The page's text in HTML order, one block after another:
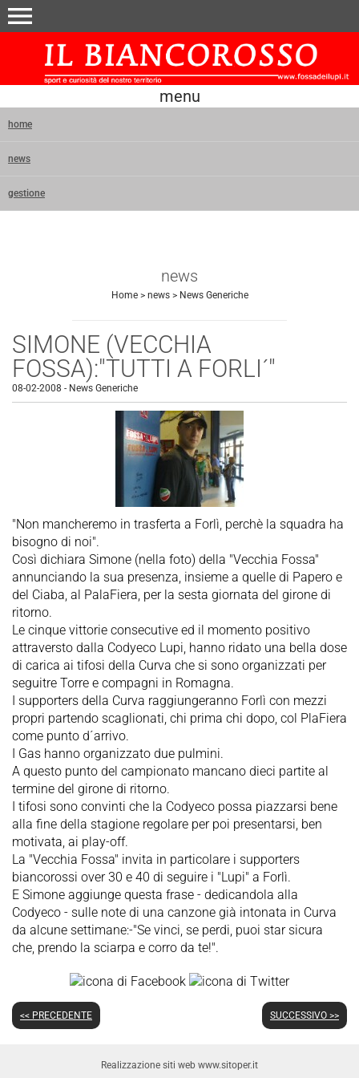
menu
menu
home
news
gestione
news
Home> news> News Generiche
SIMONE (VECCHIA
FOSSA):"TUTTI A FORLI´"
08-02-2008 - News Generiche
"Non mancheremo in trasferta a Forlì, perchè la squadra ha
bisogno di noi".
Così dichiara Simone (nella foto) della "Vecchia Fossa"
annunciando la sua presenza, insieme a quelle di Papero e
del Ciaba, al PalaFiera, per la sesta giornata del girone di
ritorno.
Le cinque vittorie consecutive ed il momento positivo
attraversto dalla Codyeco Lupi, hanno ridato una bella dose
di carica ai tifosi della Curva che si sono organizzati per
seguitre Torre e compagni in Romagna.
I supporters della Curva raggiungeranno Forlì con mezzi
propri partendo scaglionati, chi prima chi dopo, col PlaFiera
come punto d´arrivo.
I Gas hanno organizzato due pulmini.
A questo punto del campionato mancano dieci partite al
termine del girone di ritorno.
I tifosi sono convinti che la Codyeco possa piazzarsi bene
alla fine della stagione regolare per poi presentarsi, ben
motivata, ai play-off.
La "Vecchia Fossa" invita in particolare i supporters
biancorossi over 30 e 40 di seguire i "Lupi" a Forlì.
E Simone aggiunge questa frase - dedicandola alla
Codyeco - sulle note di una canzone già intonata in Curva
da alcune settimane:-"Se vinci, se perdi, puoi star sicura
che, prendo la sciarpa e corro da te!".
<< PRECEDENTE SUCCESSIVO >>
Realizzazione siti web www.sitoper.it